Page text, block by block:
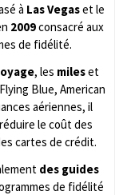
à Las Vegaset le
2009consacré aux
de fidélité.
, les mileset
Blue, American
aériennes, il
le coût des
cartes de crédit.
des guides
de fidélité